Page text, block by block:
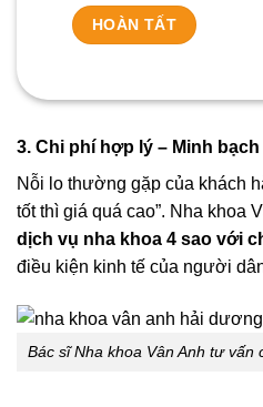
3. Chi phí hợp lý – Minh bạch
Nỗi lo thường gặp của khách
tốt thì giá quá cao”. Nha khoa
dịch vụ nha khoa 4 sao với
điều kiện kinh tế của người
Bác sĩ Nha khoa Vân Anh tư